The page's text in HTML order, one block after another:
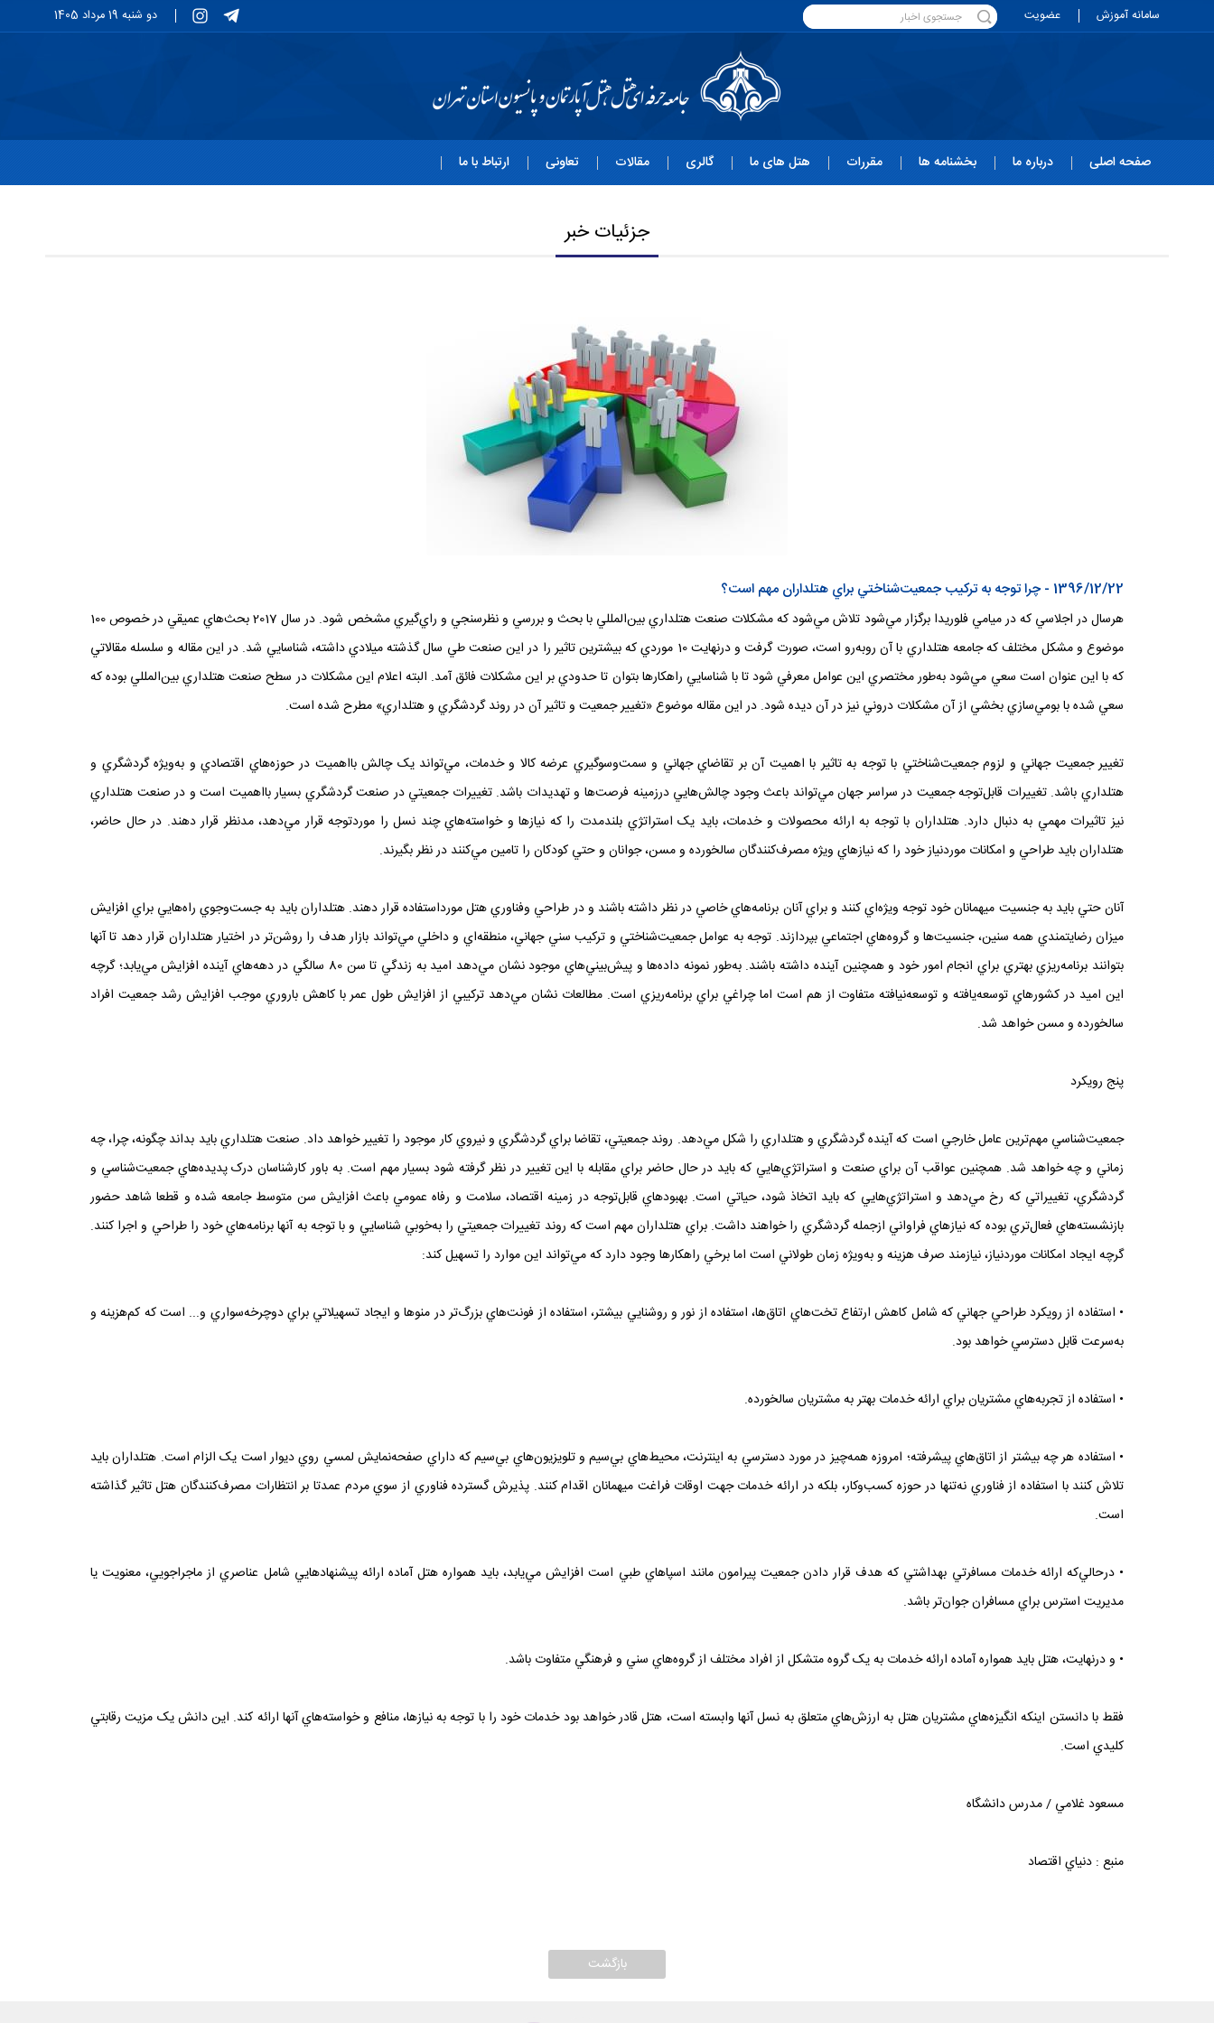
سامانه آموزش عضویت دو شنبه 19 مرداد 1405
صفحه اصلی درباره ما بخشنامه ها مقررات هتل های ما گالری مقالات تعاونی ارتباط با ما
جزئیات خبر
1396/12/22 - چرا توجه به ترکيب جمعيت‌شناختي براي هتلداران مهم است؟
هرسال در اجلاسي که در ميامي فلوريدا برگزار مي‌شود تلاش مي‌شود که مشکلات صنعت هتلداري بين‌المللي با بحث و بررسي و نظرسنجي و راي‌گيري مشخص شود. در سال 2017 بحث‌هاي عميقي در خصوص 100
موضوع و مشکل مختلف که جامعه هتلداري با آن روبه‌رو است، صورت گرفت و درنهايت 10 موردي که بيشترين تاثير را در اين صنعت طي سال گذشته ميلادي داشته، شناسايي شد. در اين مقاله و سلسله مقالاتي
که با اين عنوان است سعي مي‌شود به‌طور مختصري اين عوامل معرفي شود تا با شناسايي راهکارها بتوان تا حدودي بر اين مشکلات فائق آمد. البته اعلام اين مشکلات در سطح صنعت هتلداري بين‌المللي بوده که
سعي شده با بومي‌سازي بخشي از آن مشکلات دروني نيز در آن ديده شود. در اين مقاله موضوع «تغيير جمعيت و تاثير آن در روند گردشگري و هتلداري» مطرح شده است.
تغيير جمعيت جهاني و لزوم جمعيت‌شناختي با توجه به تاثير با اهميت آن بر تقاضاي جهاني و سمت‌وسوگيري عرضه کالا و خدمات، مي‌تواند يک چالش بااهميت در حوزه‌هاي اقتصادي و به‌ويژه گردشگري و
هتلداري باشد. تغييرات قابل‌توجه جمعيت در سراسر جهان مي‌تواند باعث وجود چالش‌هايي درزمينه فرصت‌ها و تهديدات باشد. تغييرات جمعيتي در صنعت گردشگري بسيار بااهميت است و در صنعت هتلداري
نيز تاثيرات مهمي به دنبال دارد. هتلداران با توجه به ارائه محصولات و خدمات، بايد يک استراتژي بلندمدت را که نيازها و خواسته‌هاي چند نسل را موردتوجه قرار مي‌دهد، مدنظر قرار دهند. در حال حاضر،
هتلداران بايد طراحي و امکانات موردنياز خود را که نيازهاي ويژه مصرف‌کنندگان سالخورده و مسن، جوانان و حتي کودکان را تامين مي‌کنند در نظر بگيرند.
آنان حتي بايد به جنسيت ميهمانان خود توجه ويژه‌اي کنند و براي آنان برنامه‌هاي خاصي در نظر داشته باشند و در طراحي وفناوري هتل مورداستفاده قرار دهند. هتلداران بايد به جست‌وجوي راه‌هايي براي افزايش
ميزان رضايتمندي همه سنين، جنسيت‌ها و گروه‌هاي اجتماعي بپردازند. توجه به عوامل جمعيت‌شناختي و ترکيب سني جهاني، منطقه‌اي و داخلي مي‌تواند بازار هدف را روشن‌تر در اختيار هتلداران قرار دهد تا آنها
بتوانند برنامه‌ريزي بهتري براي انجام امور خود و همچنين آينده داشته باشند. به‌طور نمونه داده‌ها و پيش‌بيني‌هاي موجود نشان مي‌دهد اميد به زندگي تا سن 80 سالگي در دهه‌هاي آينده افزايش مي‌يابد؛ گرچه
اين اميد در کشورهاي توسعه‌يافته و توسعه‌نيافته متفاوت از هم است اما چراغي براي برنامه‌ريزي است. مطالعات نشان مي‌دهد ترکيبي از افزايش طول عمر با کاهش باروري موجب افزايش رشد جمعيت افراد
سالخورده و مسن خواهد شد.
پنج رويکرد
جمعيت‌شناسي مهم‌ترين عامل خارجي است که آينده گردشگري و هتلداري را شکل مي‌دهد. روند جمعيتي، تقاضا براي گردشگري و نيروي کار موجود را تغيير خواهد داد. صنعت هتلداري بايد بداند چگونه، چرا، چه
زماني و چه خواهد شد. همچنين عواقب آن براي صنعت و استراتژي‌هايي که بايد در حال حاضر براي مقابله با اين تغيير در نظر گرفته شود بسيار مهم است. به باور کارشناسان درک پديده‌هاي جمعيت‌شناسي و
گردشگري، تغييراتي که رخ مي‌دهد و استراتژي‌هايي که بايد اتخاذ شود، حياتي است. بهبودهاي قابل‌توجه در زمينه اقتصاد، سلامت و رفاه عمومي باعث افزايش سن متوسط جامعه شده و قطعا شاهد حضور
بازنشسته‌هاي فعال‌تري بوده که نيازهاي فراواني ازجمله گردشگري را خواهند داشت. براي هتلداران مهم است که روند تغييرات جمعيتي را به‌خوبي شناسايي و با توجه به آنها برنامه‌هاي خود را طراحي و اجرا کنند.
گرچه ايجاد امکانات موردنياز، نيازمند صرف هزينه‌ و به‌ويژه زمان طولاني است اما برخي راهکارها وجود دارد که مي‌تواند اين موارد را تسهيل کند:
• استفاده از رويکرد طراحي جهاني که شامل کاهش ارتفاع تخت‌هاي اتاق‌ها، استفاده از نور و روشنايي بيشتر، استفاده از فونت‌هاي بزرگ‌تر در منوها و ايجاد تسهيلاتي براي دوچرخه‌سواري و... است که کم‌هزينه و
به‌سرعت قابل دسترسي خواهد بود.
• استفاده از تجربه‌هاي مشتريان براي ارائه خدمات بهتر به مشتريان سالخورده.
• استفاده هر چه بيشتر از اتاق‌هاي پيشرفته؛ امروزه همه‌چيز در مورد دسترسي به اينترنت، محيط‌هاي بي‌سيم و تلويزيون‌هاي بي‌سيم که داراي صفحه‌نمايش لمسي روي ديوار است يک الزام است. هتلداران بايد
تلاش کنند با استفاده از فناوري نه‌تنها در حوزه کسب‌وکار، بلکه در ارائه خدمات جهت اوقات فراغت ميهمانان اقدام کنند. پذيرش گسترده فناوري از سوي مردم عمدتا بر انتظارات مصرف‌کنندگان هتل تاثير گذاشته
است.
• درحالي‌که ارائه خدمات مسافرتي بهداشتي که هدف قرار دادن جمعيت پيرامون مانند اسپاهاي طبي است افزايش مي‌يابد، بايد همواره هتل آماده ارائه پيشنهاد‌هايي شامل عناصري از ماجراجويي، معنويت يا
مديريت استرس براي مسافران جوان‌تر باشد.
• و درنهايت، هتل بايد همواره آماده ارائه خدمات به يک گروه متشکل از افراد مختلف از گروه‌هاي سني و فرهنگي متفاوت باشد.
فقط با دانستن اينکه انگيزه‌هاي مشتريان هتل به ارزش‌هاي متعلق به نسل آنها وابسته است، هتل قادر خواهد بود خدمات خود را با توجه به نيازها، منافع و خواسته‌هاي آنها ارائه کند. اين دانش يک مزيت رقابتي
کليدي است.
مسعود غلامي / مدرس دانشگاه
منبع : دنياي اقتصاد